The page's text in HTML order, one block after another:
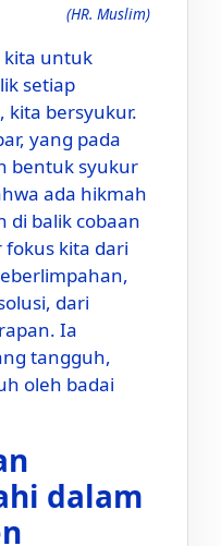
(HR. Muslim)
kita untuk
setiap
kita bersyukur.
yang pada
bentuk syukur
ada hikmah
di balik cobaan
kita dari
dari
Ia
tangguh,
oleh badai
dalam